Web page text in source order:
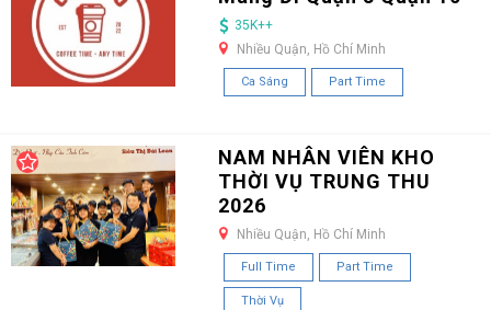
35K++
Nhiều Quận, Hồ Chí Minh
Ca Sáng Part Time
NAM NHÂN VIÊN KHO
THỜI VỤ TRUNG THU
2026
Nhiều Quận, Hồ Chí Minh
Full Time Part Time
Thời Vụ